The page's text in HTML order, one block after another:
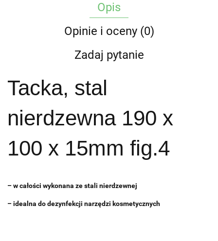
Opis
Opinie i oceny (0)
Zadaj pytanie
Tacka, stal
nierdzewna 190 x
100 x 15mm fig.4
– w całości wykonana ze stali nierdzewnej
– idealna do dezynfekcji narzędzi kosmetycznych